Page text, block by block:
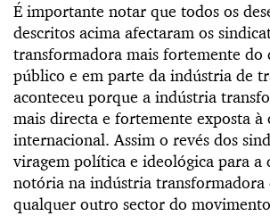
É importante notar que todos os
descritos acima afectaram os
transformadora mais fortemente do
público e em parte da indústria de
aconteceu porque a indústria
mais directa e fortemente exposta à
internacional. Assim o revés dos
viragem política e ideológica para a
notória na indústria transformadora
qualquer outro sector do